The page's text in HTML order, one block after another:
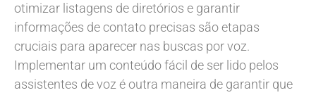
otimizar listagens de diretórios e garantir
informações de contato precisas são etapas
cruciais para aparecer nas buscas por voz.
Implementar um conteúdo fácil de ser lido pelos
assistentes de voz é outra maneira de garantir que